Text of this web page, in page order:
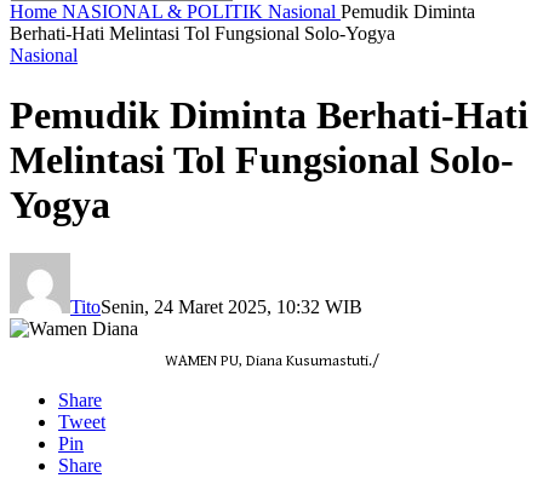
Home NASIONAL & POLITIK Nasional Pemudik Diminta
Berhati-Hati Melintasi Tol Fungsional Solo-Yogya
Nasional
Pemudik Diminta Berhati-Hati
Melintasi Tol Fungsional Solo-
Yogya
TitoSenin, 24 Maret 2025, 10:32 WIB
WAMEN PU, Diana Kusumastuti./
Share
Tweet
Pin
Share